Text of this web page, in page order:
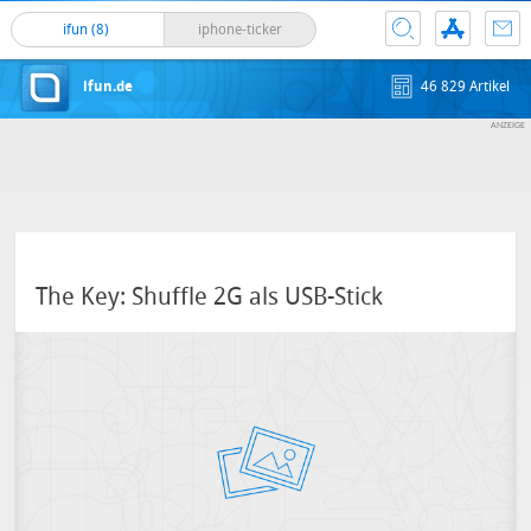
ifun (8) iphone-ticker
ifun.de 46 829 Artikel
The Key: Shuffle 2G als USB-Stick